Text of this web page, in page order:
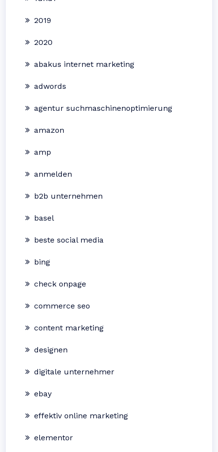
2019
2020
abakus internet marketing
adwords
agentur suchmaschinenoptimierung
amazon
amp
anmelden
b2b unternehmen
basel
beste social media
bing
check onpage
commerce seo
content marketing
designen
digitale unternehmer
ebay
effektiv online marketing
elementor